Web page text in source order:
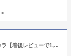
>
【公式】anelia natural トリートメント マスカラ【着後レビューで1,000円クーポン】 無添加 まつ毛美容液 お湯で落とせる ロング カール セパレート 低刺激 無添加 アネリアナチュラル